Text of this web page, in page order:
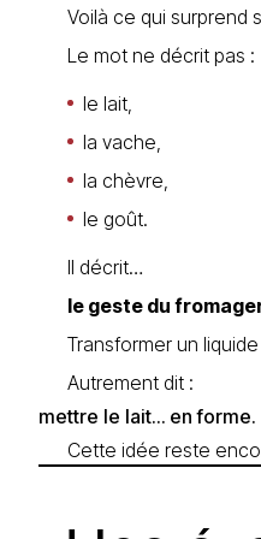
Voilà ce qui surprend
Le mot ne décrit pas :
le lait,
la vache,
la chèvre,
le goût.
Il décrit…
le geste du
Transformer un
Autrement dit :
mettre le lait… en forme.
Cette idée reste